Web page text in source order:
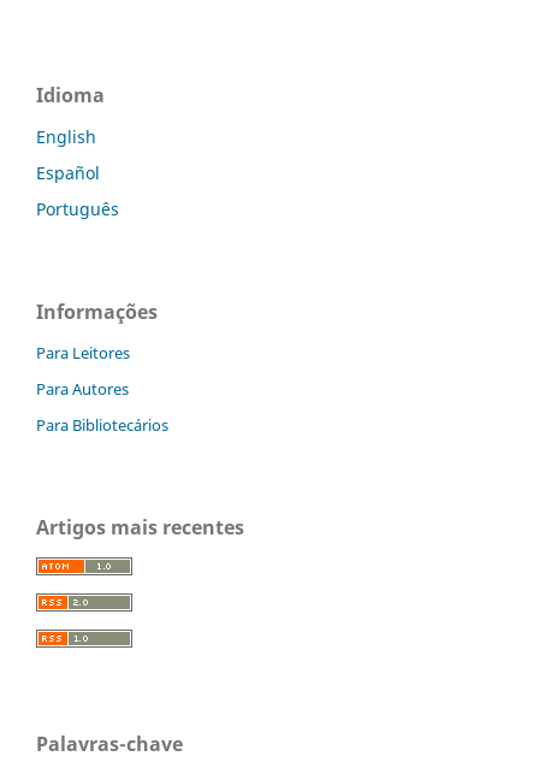
Idioma
English
Español
Português
Informações
Para Leitores
Para Autores
Para Bibliotecários
Artigos mais recentes
Palavras-chave